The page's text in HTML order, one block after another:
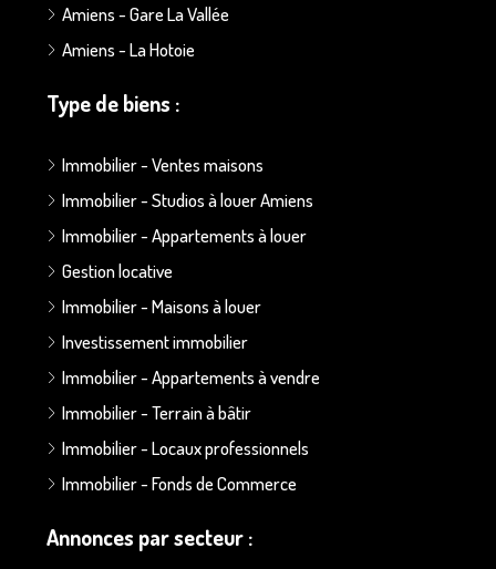
Amiens - Gare La Vallée
Amiens - La Hotoie
Type de biens :
Immobilier - Ventes maisons
Immobilier - Studios à louer Amiens
Immobilier - Appartements à louer
Gestion locative
Immobilier - Maisons à louer
Investissement immobilier
Immobilier - Appartements à vendre
Immobilier - Terrain à bâtir
Immobilier - Locaux professionnels
Immobilier - Fonds de Commerce
Annonces par secteur :